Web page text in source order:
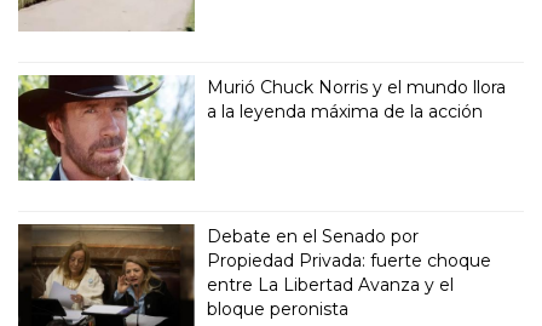
Murió Chuck Norris y el mundo llora
a la leyenda máxima de la acción
Debate en el Senado por
Propiedad Privada: fuerte choque
entre La Libertad Avanza y el
bloque peronista